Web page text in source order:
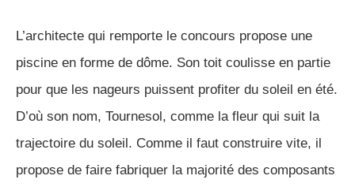
L’architecte qui remporte le concours propose une
piscine en forme de dôme. Son toit coulisse en partie
pour que les nageurs puissent profiter du soleil en été.
D’où son nom, Tournesol, comme la fleur qui suit la
trajectoire du soleil. Comme il faut construire vite, il
propose de faire fabriquer la majorité des composants